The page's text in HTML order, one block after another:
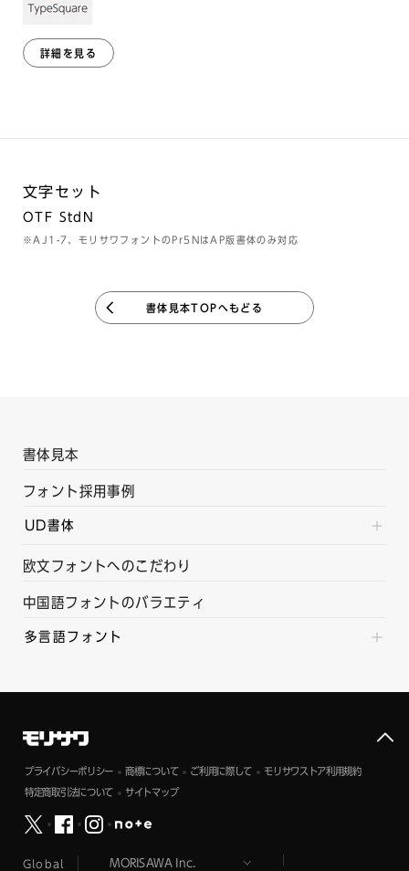
詳細を見る
文字セット
OTF StdN
※AJ1-7、モリサワフォントのPr5NはAP版書体のみ対応
書体見本TOPへもどる
書体見本
フォント採用事例
UD書体
欧文フォントへのこだわり
中国語フォントのバラエティ
多言語フォント
プライバシーポリシー 商標について ご利用に際して モリサワストア利用規約
特定商取引法について サイトマップ
Global